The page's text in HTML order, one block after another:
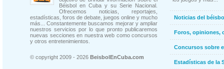
Béisbol en Cuba y su Serie Nacional.
Ofrecemos noticias, reportajes,
estadísticas, foros de debate, juegos online y mucho
más... Constantemente buscamos mejorar y ampliar
nuestros servicios por lo que pronto publicaremos
nuevas secciones en nuestra web como concursos
y otros entretenimientos.
© copyright 2009 - 2026 BeisbolEnCuba.com
Noticias del
Foros, opiniones,
Concursos sobre
Estadísticas de la